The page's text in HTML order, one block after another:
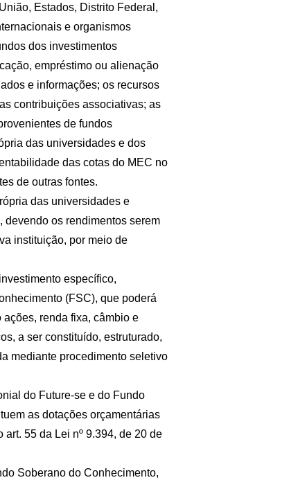
Estados, Distrito Federal,
e organismos
dos investimentos
empréstimo ou alienação
e informações; os recursos
contribuições associativas; as
de fundos
das universidades e dos
das cotas do MEC no
de outras fontes.
das universidades e
devendo os rendimentos serem
instituição, por meio de
específico,
(FSC), que poderá
renda fixa, câmbio e
a ser constituído, estruturado,
mediante procedimento seletivo
do Future-se e do Fundo
as dotações orçamentárias
55 da Lei nº 9.394, de 20 de
Soberano do Conhecimento,